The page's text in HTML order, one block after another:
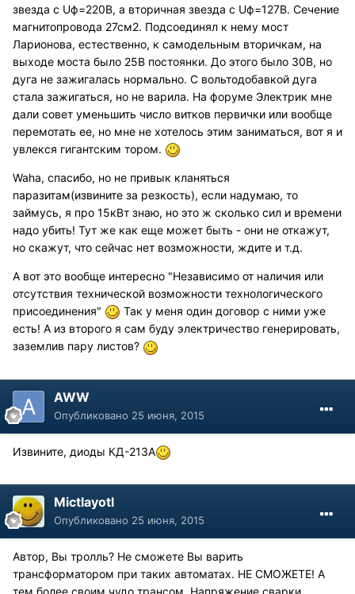
звезда с Uф=220В, а вторичная звезда с Uф=127В. Сечение
магнитопровода 27см2. Подсоединял к нему мост
Ларионова, естественно, к самодельным вторичкам, на
выходе моста было 25В постоянки. До этого было 30В, но
дуга не зажигалась нормально. С вольтодобавкой дуга
стала зажигаться, но не варила. На форуме Электрик мне
дали совет уменьшить число витков первички или вообще
перемотать ее, но мне не хотелось этим заниматься, вот я и
увлекся гигантским тором.
Waha, спасибо, но не привык кланяться
паразитам(извините за резкость), если надумаю, то
займусь, я про 15кВт знаю, но это ж сколько сил и времени
надо убить! Тут же как еще может быть - они не откажут,
но скажут, что сейчас нет возможности, ждите и т.д.
А вот это вообще интересно "Независимо от наличия или
отсутствия технической возможности технологического
присоединения"
Так у меня один договор с ними уже
есть! А из второго я сам буду электричество генерировать,
заземлив пару листов?
AWW
Опубликовано 25 июня, 2015
Извините, диоды КД-213А
Mictlayotl
Опубликовано 25 июня, 2015
Автор, Вы тролль? Не сможете Вы варить
трансформатором при таких автоматах. НЕ СМОЖЕТЕ! А
тем более своим чудо трансом. Напряжение сварки